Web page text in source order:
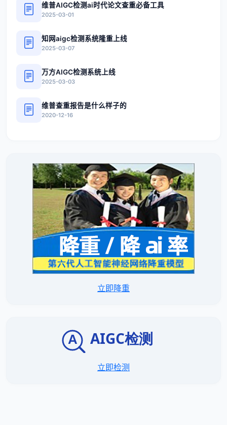
维普AIGC检测ai时代论文查重必备工具
2025-03-01
知网aigc检测系统隆重上线
2025-03-07
万方AIGC检测系统上线
2025-03-03
维普查重报告是什么样子的
2020-12-16
立即降重
立即检测